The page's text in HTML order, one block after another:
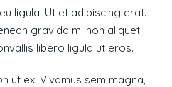
ligula. Ut et adipiscing erat.
gravida mi non aliquet
libero ligula ut eros.
ut ex. Vivamus sem magna,